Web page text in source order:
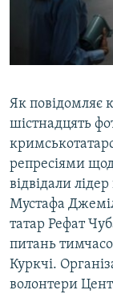
Як повідомляє
шістнадцять
репресіями
відвідали
Мустафа
татар Рефат
питань
Куркчі.
волонтери